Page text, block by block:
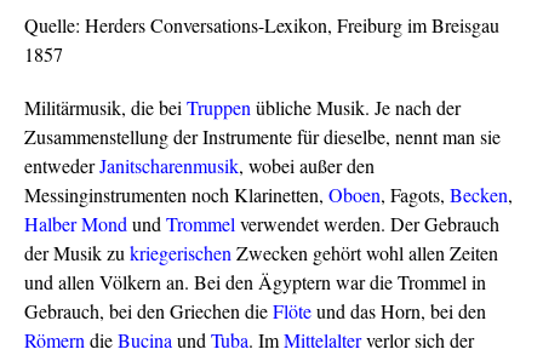
Quelle: Herders Conversations-Lexikon, Freiburg im Breisgau
1857
Militärmusik, die beiTruppenübliche Musik. Je nach der
Zusammenstellung der Instrumente für dieselbe, nennt man sie
entwederJanitscharenmusik, wobei außer den
Messinginstrumenten noch Klarinetten, Oboen, Fagots, Becken,
Halber MondundTrommelverwendet werden. Der Gebrauch
der Musik zukriegerischenZwecken gehört wohl allen Zeiten
und allen Völkern an. Bei den Ägyptern war die Trommel in
Gebrauch, bei den Griechen dieFlöteund das Horn, bei den
RömerndieBucinaundTuba. ImMittelalterverlor sich der